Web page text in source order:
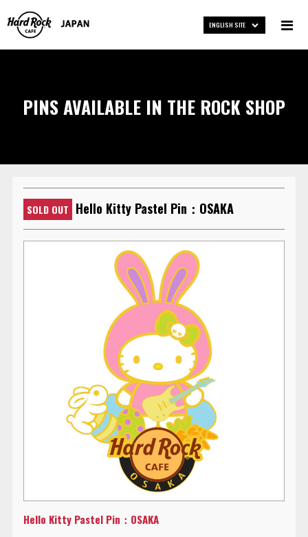
ENGLISH SITE
PINS AVAILABLE IN THE ROCK SHOP
SOLD OUT Hello Kitty Pastel Pin：OSAKA
Hello Kitty Pastel Pin：OSAKA